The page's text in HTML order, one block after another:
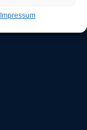
Impressum